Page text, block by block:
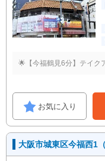
🌟【今福鶴見6分】テイク
お気に入り
大阪市城東区今福西1